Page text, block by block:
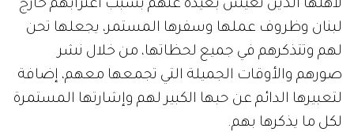
لأهلها الذين تعيش بعيدة عنهم بسبب اغترابهم خارج
لبنان وظروف عملها وسفرها المستمر، يجعلها تحن
لهم وتتذكرهم في جميع لحظاتها، من خلال نشر
صورهم والأوقات الجميلة التي تجمعها معهم، إضافة
لتعبيرها الدائم عن حبها الكبير لهم وإشارتها المستمرة
لكل ما يذكرها بهم.